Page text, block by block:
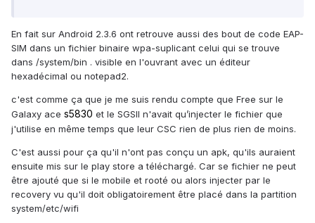
En fait sur Android 2.3.6 ont retrouve aussi des bout de code EAP-
SIM dans un fichier binaire wpa-suplicant celui qui se trouve
dans /system/bin . visible en l'ouvrant avec un éditeur
hexadécimal ou notepad2.
c'est comme ça que je me suis rendu compte que Free sur le
Galaxy ace s5830 et le SGSII n'avait qu’injecter le fichier que
j'utilise en même temps que leur CSC rien de plus rien de moins.
C'est aussi pour ça qu'il n'ont pas conçu un apk, qu'ils auraient
ensuite mis sur le play store a téléchargé. Car se fichier ne peut
être ajouté que si le mobile et rooté ou alors injecter par le
recovery vu qu'il doit obligatoirement être placé dans la partition
system/etc/wifi